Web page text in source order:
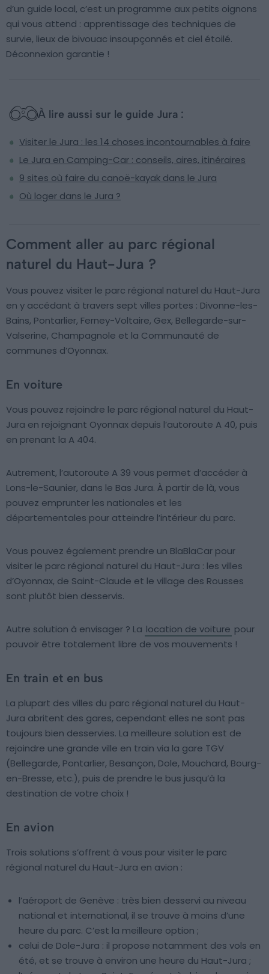
d’un guide local, c’est un programme aux petits oignons
qui vous attend : apprentissage des techniques de
survie, lieux de bivouac insoupçonnés et ciel étoilé.
Déconnexion garantie !
À lire aussi sur le guide Jura :
Visiter le Jura : les 14 choses incontournables à faire
Le Jura en Camping-Car : conseils, aires, itinéraires
9 sites où faire du canoë-kayak dans le Jura
Où loger dans le Jura ?
Comment aller au parc régional
naturel du Haut-Jura ?
Vous pouvez visiter le parc régional naturel du Haut-Jura
en y accédant à travers sept villes portes : Divonne-les-
Bains, Pontarlier, Ferney-Voltaire, Gex, Bellegarde-sur-
Valserine, Champagnole et la Communauté de
communes d’Oyonnax.
En voiture
Vous pouvez rejoindre le parc régional naturel du Haut-
Jura en rejoignant Oyonnax depuis l’autoroute A 40, puis
en prenant la A 404.
Autrement, l’autoroute A 39 vous permet d’accéder à
Lons-le-Saunier, dans le Bas Jura. À partir de là, vous
pouvez emprunter les nationales et les
départementales pour atteindre l’intérieur du parc.
Vous pouvez également prendre un BlaBlaCar pour
visiter le parc régional naturel du Haut-Jura : les villes
d’Oyonnax, de Saint-Claude et le village des Rousses
sont plutôt bien desservis.
Autre solution à envisager ? La location de voiture pour
pouvoir être totalement libre de vos mouvements !
En train et en bus
La plupart des villes du parc régional naturel du Haut-
Jura abritent des gares, cependant elles ne sont pas
toujours bien desservies. La meilleure solution est de
rejoindre une grande ville en train via la gare TGV
(Bellegarde, Pontarlier, Besançon, Dole, Mouchard, Bourg-
en-Bresse, etc.), puis de prendre le bus jusqu’à la
destination de votre choix !
En avion
Trois solutions s’offrent à vous pour visiter le parc
régional naturel du Haut-Jura en avion :
l’aéroport de Genève : très bien desservi au niveau
national et international, il se trouve à moins d’une
heure du parc. C’est la meilleure option ;
celui de Dole-Jura : il propose notamment des vols en
été, et se trouve à environ une heure du Haut-Jura ;